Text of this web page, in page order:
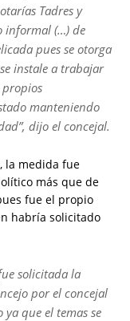
Tadres y
informal (…) de
pues se otorga
instale a trabajar
manteniendo
dijo el concejal.
la medida fue
más que de
fue el propio
habría solicitado
solicitada la
por el concejal
ya que el temas se